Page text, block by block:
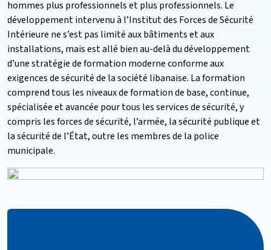
hommes plus professionnels et plus professionnels. Le
développement intervenu à l’Institut des Forces de Sécurité
Intérieure ne s’est pas limité aux bâtiments et aux
installations, mais est allé bien au-delà du développement
d’une stratégie de formation moderne conforme aux
exigences de sécurité de la société libanaise. La formation
comprend tous les niveaux de formation de base, continue,
spécialisée et avancée pour tous les services de sécurité, y
compris les forces de sécurité, l’armée, la sécurité publique et
la sécurité de l’État, outre les membres de la police
municipale.